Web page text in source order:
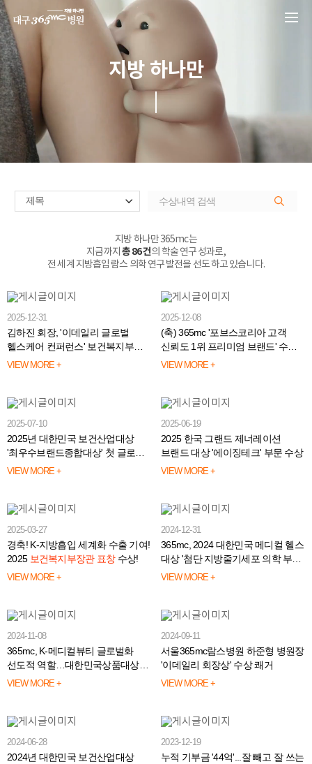
본문 바로가기
지방 하나만
지방 하나만 365mc는
지금까지총 86 건의 학술 연구 성과로,
전 세계 지방흡입 람스 의학 연구 발전을 선도 하고 있습니다.
2025-12-31
김하진 회장, '이데일리 글로벌
헬스케어 컨퍼런스' 보건복지부
장관상 수상🏆
VIEW MORE +
2025-12-08
(축) 365mc '포브스코리아 고객
신뢰도 1위 프리미엄 브랜드' 수상
🏆️
VIEW MORE +
2025-07-10
2025년 대한민국 보건산업대상
'최우수브랜드종합대상' 첫 글로벌
수상의 영예
VIEW MORE +
2025-06-19
2025 한국 그랜드 제너레이션
브랜드 대상 '에이징테크' 부문 수상
VIEW MORE +
2025-03-27
경축! K-지방흡입 세계화 수출 기여!
2025 보건복지부장관 표창 수상!
VIEW MORE +
2024-12-31
365mc, 2024 대한민국 메디컬 헬스
대상 '첨단 지방줄기세포 의학 부문
대상' 수상
VIEW MORE +
2024-11-08
365mc, K-메디컬뷰티 글로벌화
선도적 역할…대한민국상품대상
수상
VIEW MORE +
2024-09-11
서울365mc람스병원 하준형 병원장
'이데일리 회장상' 수상 쾌거
VIEW MORE +
2024-06-28
2024년 대한민국 보건산업대상
2023-12-19
누적 기부금 '44억'...잘 빼고 잘 쓰는